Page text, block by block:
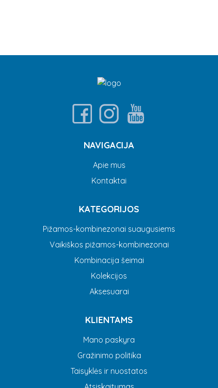
NAVIGACIJA
Apie mus
Kontaktai
KATEGORIJOS
Pižamos-kombinezonai suaugusiems
Vaikiškos pižamos-kombinezonai
Kombinacija šeimai
Kolekcijos
Aksesuarai
KLIENTAMS
Mano paskyra
Gražinimo politika
Taisyklės ir nuostatos